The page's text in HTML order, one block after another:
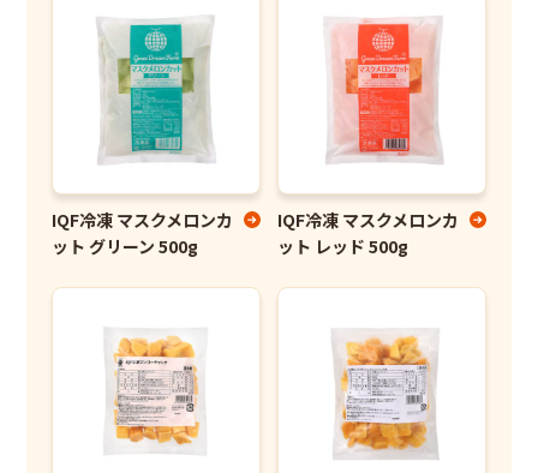
IQF冷凍 マスクメロンカ
ット グリーン 500g
IQF冷凍 マスクメロンカ
ット レッド 500g